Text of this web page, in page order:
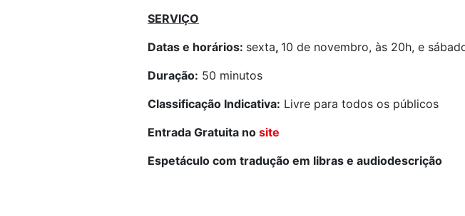
SERVIÇO
Datas e horários: sexta, 10 de novembro, às 20h, e
Duração: 50 minutos
Classificação Indicativa: Livre para todos os públicos
Entrada Gratuita no site
Espetáculo com tradução em libras e audiodescrição